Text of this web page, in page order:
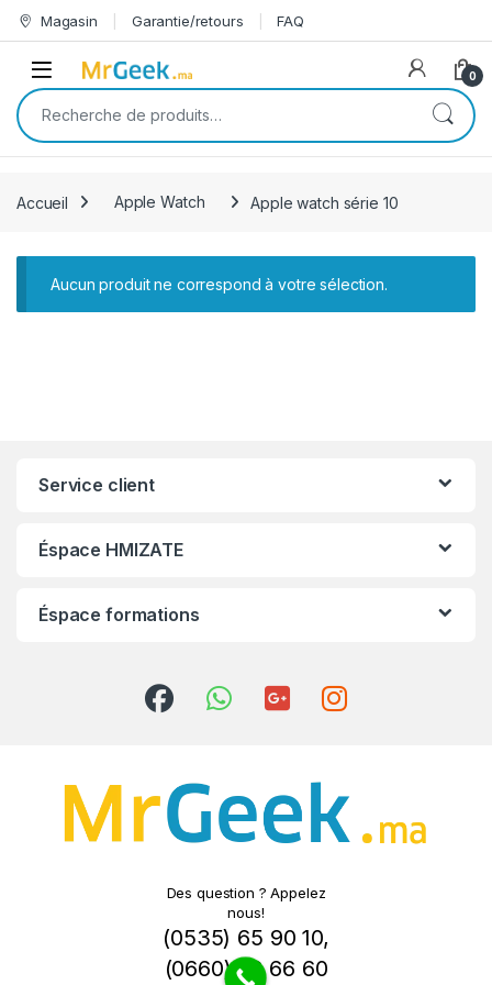
Skip to navigation
Skip to content
Magasin Garantie/retours FAQ
Open 0
Recherche pour :
Accueil Apple Watch Apple watch série 10
Aucun produit ne correspond à votre sélection.
Service client
Éspace HMIZATE
Éspace formations
Des question ? Appelez
nous!
(0535) 65 90 10,
(0660) 78 66 60